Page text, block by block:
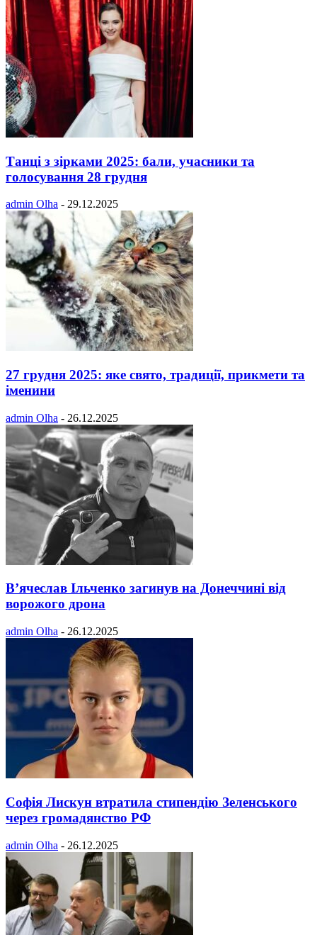
Танці з зірками 2025: бали, учасники та
голосування 28 грудня
admin Olha - 29.12.2025
27 грудня 2025: яке свято, традиції, прикмети та
іменини
admin Olha - 26.12.2025
В’ячеслав Ільченко загинув на Донеччині від
ворожого дрона
admin Olha - 26.12.2025
Софія Лискун втратила стипендію Зеленського
через громадянство РФ
admin Olha - 26.12.2025